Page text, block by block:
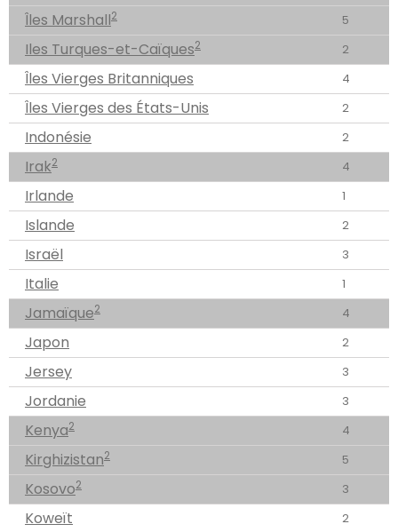
Îles Marshall2 5
Iles Turques-et-Caïques2 2
Îles Vierges Britanniques 4
Îles Vierges des États-Unis 2
Indonésie 2
Irak2 4
Irlande 1
Islande 2
Israël 3
Italie 1
Jamaïque2 4
Japon 2
Jersey 3
Jordanie 3
Kenya2 4
Kirghizistan2 5
Kosovo2 3
Koweït 2